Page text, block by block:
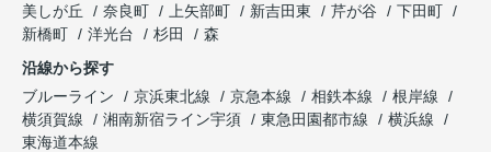
美しが丘
奈良町 上矢部町 新吉田東 芹が谷
下田町
新橋町
洋光台 杉田
森
沿線から探す
ブルーライン
京浜東北線 京急本線 相鉄本線
根岸線
横須賀線
湘南新宿ライン宇須 東急田園都市線
横浜線
東海道本線